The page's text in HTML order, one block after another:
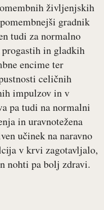
življenjskih
gradnik
tudi za normalno
in gladkih
encime ter
celičnih
impulzov in v
pa tudi na normalni
in uravnotežena
učinek na naravno
v krvi zagotavljalo,
nohti pa bolj zdravi.